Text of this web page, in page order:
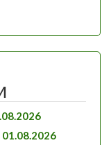
01.08.2026